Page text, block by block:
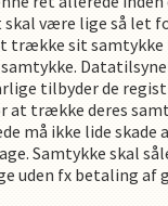
skal være lige så let
trække sit
tilbyder de
at trække deres
må ikke lide
Samtykke skal
uden fx betaling af